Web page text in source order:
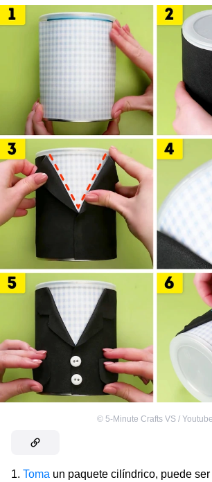
© 5-Minute Crafts VS / Youtube
Toma un paquete cilíndrico, puede